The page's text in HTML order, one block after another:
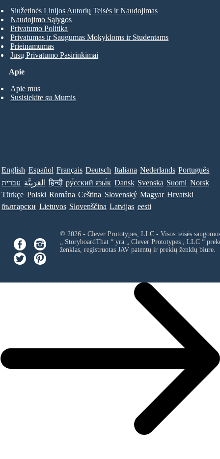
Apie
Apie mus
Susisiekite su Mumis
Siužetinės Linijos Autorių Teisės ir Naudojimas
Naudojimo Sąlygos
Privatumo Politika
Privatumas ir Saugumas Mokykloms ir Studentams
Prieinamumas
Jūsų Privatumo Pasirinkimai
English Español Français Deutsch Italiana Nederlands Português
עברית العَرَبِيَّة हिन्दी ру́сский язы́к Dansk Svenska Suomi Norsk
Türkçe Polski Româna Ceština Slovenský Magyar Hrvatski
български Lietuvos Slovenščina Latvijas eesti
© 2026 - Clever Prototypes, LLC - Visos teisės
„ StoryboardThat “ yra „ Clever Prototypes , LLC“
ženklas, registruotas JAV patentų ir prekių ženklų biure.